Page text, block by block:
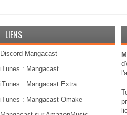
LIENS
Discord Mangacast
iTunes : Mangacast
iTunes : Mangacast Extra
iTunes : Mangacast Omake